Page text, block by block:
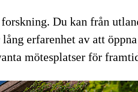
Du kan från
erfarenhet av att
mötesplatser för